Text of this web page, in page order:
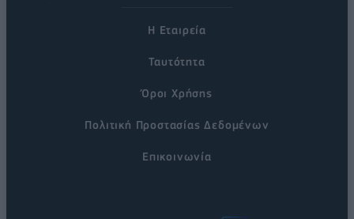
Η Εταιρεία
Ταυτότητα
Όροι Χρήσης
Πολιτική Προστασίας Δεδομένων
Επικοινωνία